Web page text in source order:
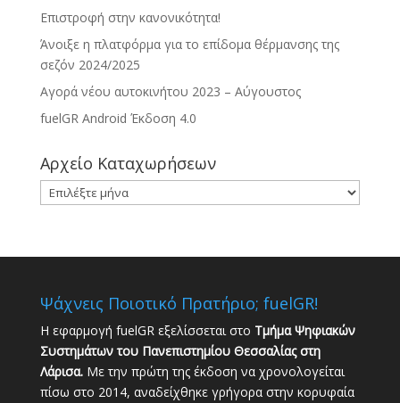
Επιστροφή στην κανονικότητα!
Άνοιξε η πλατφόρμα για το επίδομα θέρμανσης της
σεζόν 2024/2025
Αγορά νέου αυτοκινήτου 2023 – Αύγουστος
fuelGR Android Έκδοση 4.0
Αρχείο Καταχωρήσεων
Αρχείο
Καταχωρήσεων
Ψάχνεις Ποιοτικό Πρατήριο; fuelGR!
Η εφαρμογή fuelGR εξελίσσεται στο Τμήμα Ψηφιακών
Συστημάτων του Πανεπιστημίου Θεσσαλίας στη
Λάρισα.Με την πρώτη της έκδοση να χρονολογείται
πίσω στο 2014, αναδείχθηκε γρήγορα στην κορυφαία